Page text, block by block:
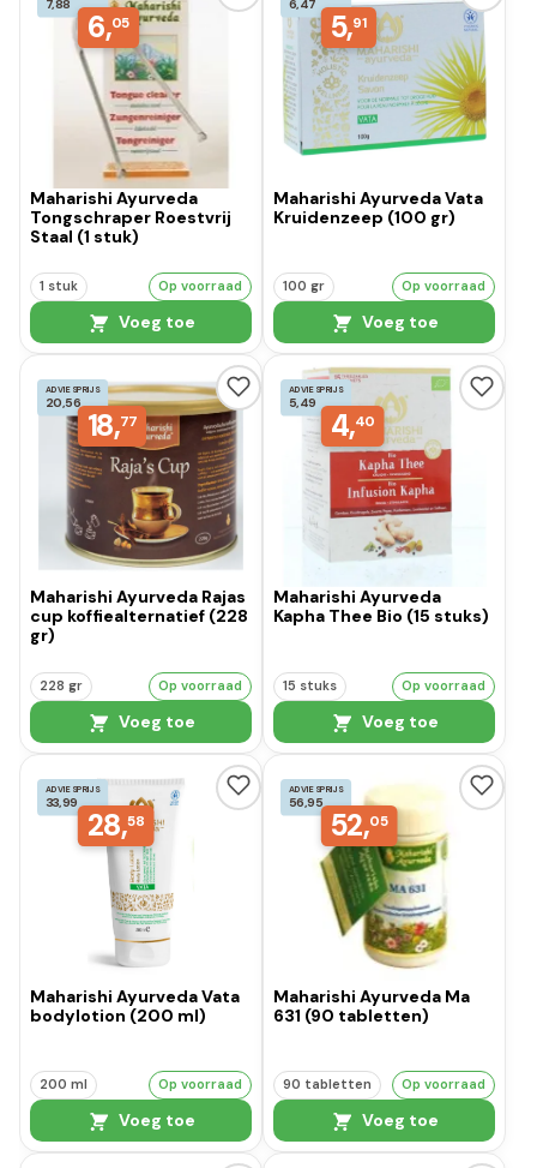
6,05
Maharishi Ayurveda
Tongschraper Roestvrij
Staal (1 stuk)
1 stuk Op voorraad
Voeg toe
5,91
Maharishi Ayurveda Vata
Kruidenzeep (100 gr)
100 gr Op voorraad
Voeg toe
ADVIESPRIJS
20,56
18,77
Maharishi Ayurveda Rajas
cup koffiealternatief (228
gr)
228 gr Op voorraad
Voeg toe
ADVIESPRIJS
5,49
4,40
Maharishi Ayurveda
Kapha Thee Bio (15 stuks)
15 stuks Op voorraad
Voeg toe
ADVIESPRIJS
33,99
28,58
Maharishi Ayurveda Vata
bodylotion (200 ml)
200 ml Op voorraad
Voeg toe
ADVIESPRIJS
56,95
52,05
Maharishi Ayurveda Ma
631 (90 tabletten)
90 tabletten Op voorraad
Voeg toe